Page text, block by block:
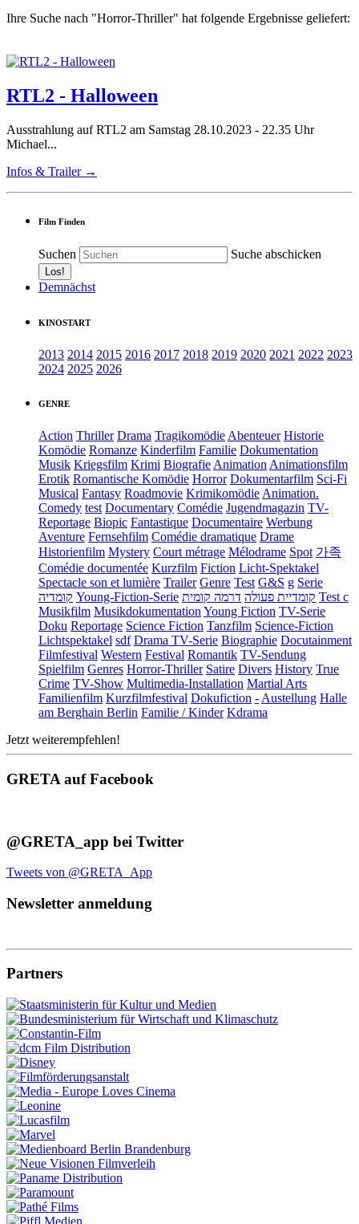
Ihre Suche nach "Horror-Thriller" hat folgende Ergebnisse geliefert:
RTL2 - Halloween
Ausstrahlung auf RTL2 am Samstag 28.10.2023 - 22.35 Uhr
Michael...
Infos & Trailer →
Film Finden
Suchen Suche abschicken
Demnächst
KINOSTART
2013 2014 2015 2016 2017 2018 2019 2020 2021 2022 2023
2024 2025 2026
GENRE
Action Thriller Drama TragikomödieAbenteuer Historie
Komödie Romanze Kinderfilm Familie Dokumentation
Musik Kriegsfilm Krimi BiografieAnimationAnimationsfilm
Erotik Romantische Komödie Horror Dokumentarfilm Sci-Fi
Musical Fantasy Roadmovie KrimikomödieAnimation.
Comedy test Documentary Comédie Jugendmagazin TV-
Reportage Biopic Fantastique Documentaire Werbung
Aventure Fernsehfilm Comédie dramatique Drame
Historienfilm Mystery Court métrage Mélodrame Spot 가족
Comédie documentée Kurzfilm Fiction Licht-Spektakel
Spectacle son et lumière Trailer Genre Test G&S g Serie
קומדיה Young-Fiction-Serie קומדיית פעולה דרמה קומית
Test c
Musikfilm MusikdokumentationYoung Fiction TV-Serie
Doku Reportage Science Fiction Tanzfilm Science-Fiction
Lichtspektakel sdf Drama TV-Serie Biographie Docutainment
Filmfestival Western Festival Romantik TV-Sendung
Spielfilm Genres Horror-Thriller Satire Divers History True
Crime TV-Show Multimedia-Installation Martial Arts
Familienfilm Kurzfilmfestival Dokufiction -Austellung Halle
am Berghain Berlin Familie / Kinder Kdrama
Jetzt weiterempfehlen!
GRETA auf Facebook
@GRETA_app bei Twitter
Tweets von @GRETA_App
Newsletter anmeldung
Partners